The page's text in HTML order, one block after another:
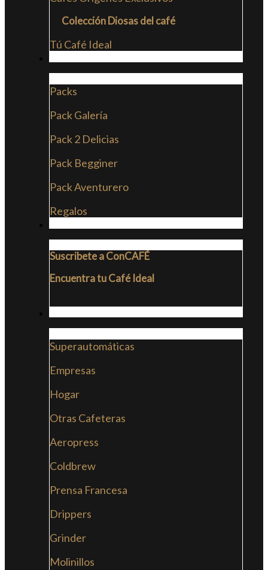
Colección Diosas del café
Tú Café Ideal
Packs
Pack Galería
Pack 2 Delicias
Pack Begginer
Pack Aventurero
Regalos
Suscribete a ConCAFÉ
Encuentra tu Café Ideal
Superautomáticas
Empresas
Hogar
Otras Cafeteras
Aeropress
Coldbrew
Prensa Francesa
Drippers
Grinder
Molinillos